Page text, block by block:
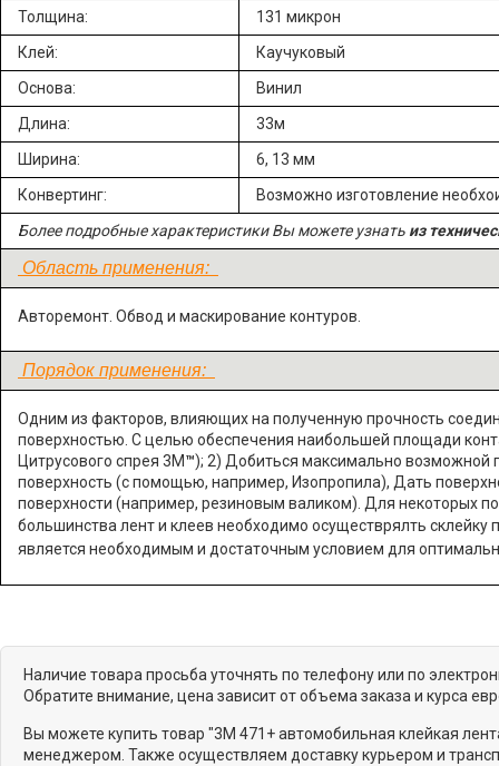
Толщина:
131 микрон
Клей:
Каучуковый
Основа:
Винил
Длина:
33м
Ширина:
6, 13 мм
Конвертинг:
Возможно изготовление
Более подробные характеристики Вы можете узнать из
Область применения:
Авторемонт. Обвод и маскирование контуров.
Порядок применения:
Одним из факторов, влияющих на полученную прочность
поверхностью. С целью обеспечения наибольшей площади
Цитрусового спрея 3М™); 2) Добиться максимально возможной
поверхность (с помощью, например, Изопропила), Дать
поверхности (например, резиновым валиком). Для некоторых
большинства лент и клеев необходимо осуществрялть
является необходимым и достаточным условием для
Наличие товара просьба уточнять по телефону или по
Обратите внимание, цена зависит от объема заказа и курса
Вы можете купить товар "3M 471+ автомобильная клейкая
менеджером. Также осуществляем доставку курьером и